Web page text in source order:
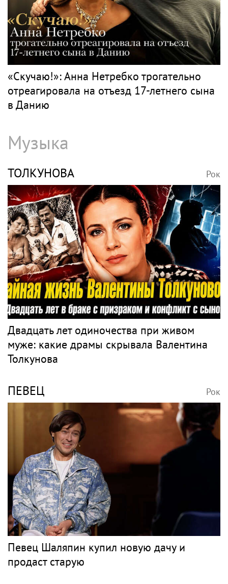
«Скучаю!»: Анна Нетребко трогательно
отреагировала на отъезд 17-летнего сына
в Данию
Музыка
ТОЛКУНОВА Рок
Двадцать лет одиночества при живом
муже: какие драмы скрывала Валентина
Толкунова
ПЕВЕЦ Рок
Певец Шаляпин купил новую дачу и
продаст старую